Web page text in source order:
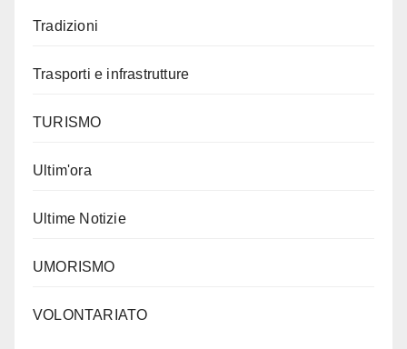
Tradizioni
Trasporti e infrastrutture
TURISMO
Ultim'ora
Ultime Notizie
UMORISMO
VOLONTARIATO